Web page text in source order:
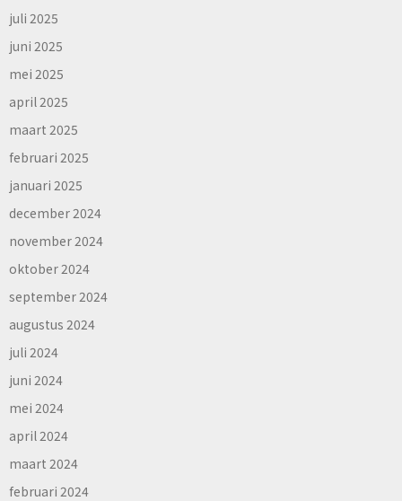
juli 2025
juni 2025
mei 2025
april 2025
maart 2025
februari 2025
januari 2025
december 2024
november 2024
oktober 2024
september 2024
augustus 2024
juli 2024
juni 2024
mei 2024
april 2024
maart 2024
februari 2024